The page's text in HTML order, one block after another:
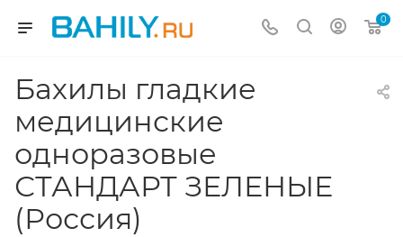
0
Бахилы гладкие
медицинские
одноразовые
СТАНДАРТ ЗЕЛЕНЫЕ
(Россия)